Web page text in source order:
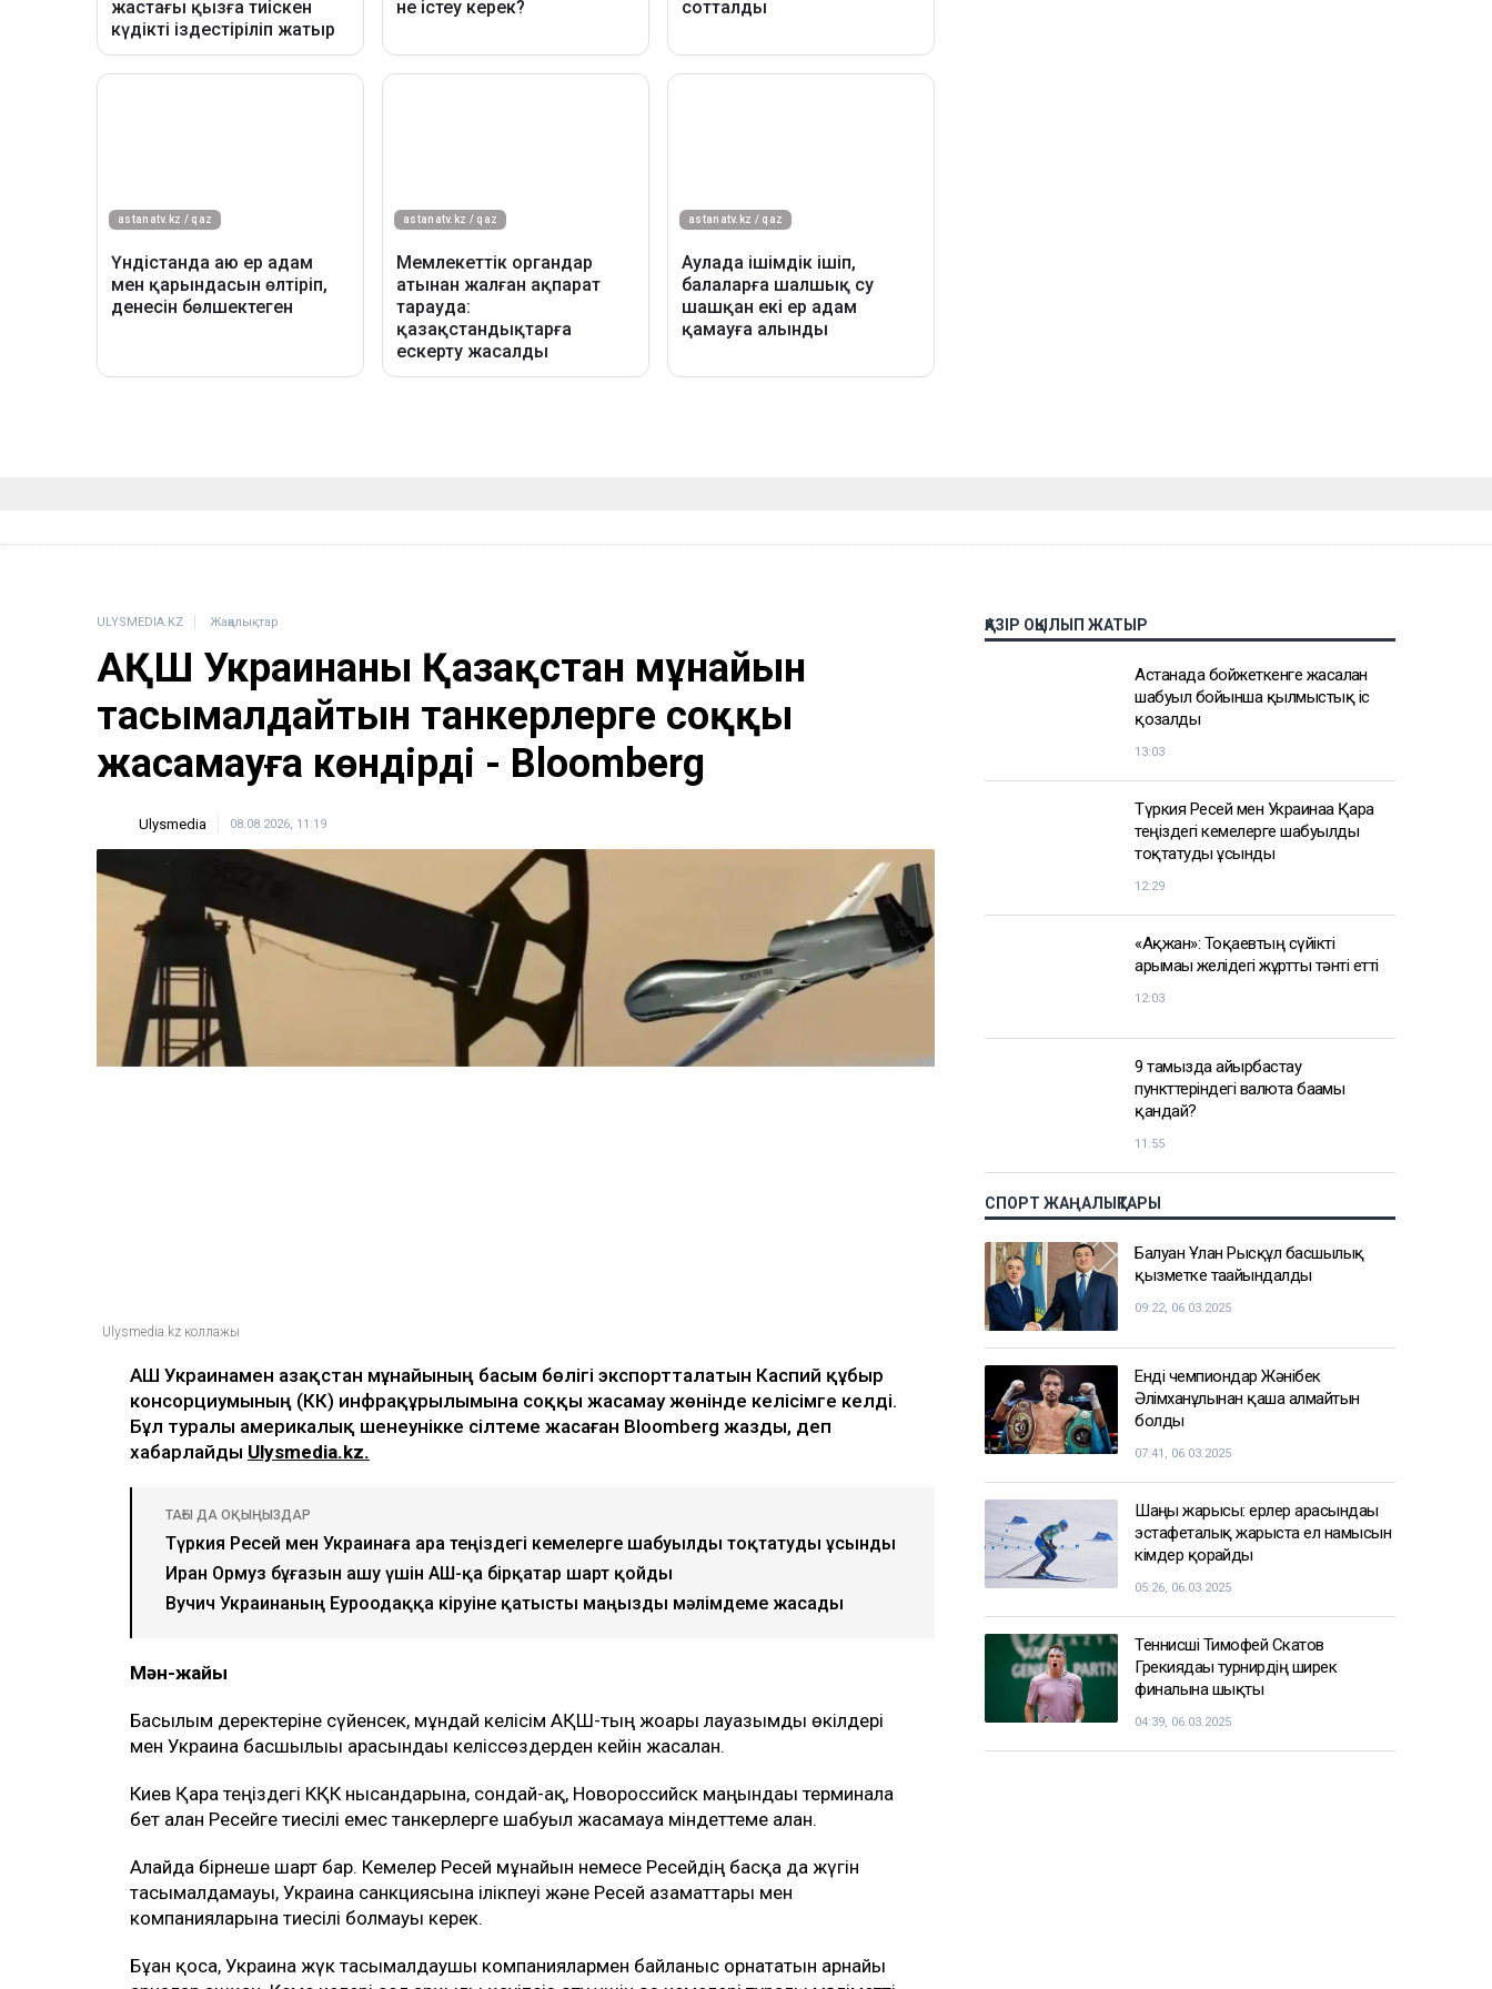
ULYSMEDIA.KZ Жаңалықтар
АҚШ Украинаны Қазақстан мұнайын
тасымалдайтын танкерлерге соққы
жасамауға көндірді - Bloomberg
Ulysmedia 08.08.2026, 11:19
Ulysmedia.kz коллажы
АҚШ Украинамен Қазақстан мұнайының басым бөлігі экспортталатын Каспий құбыр
консорциумының (КҚК) инфрақұрылымына соққы жасамау жөнінде келісімге келді.
Бұл туралы америкалық шенеунікке сілтеме жасаған Bloomberg жазды, деп
хабарлайды Ulysmedia.kz.
ТАҒЫ ДА ОҚЫҢЫЗДАР
Түркия Ресей мен Украинаға Қара теңіздегі кемелерге шабуылды тоқтатуды ұсынды
Иран Ормуз бұғазын ашу үшін АҚШ-қа бірқатар шарт қойды
Вучич Украинаның Еуроодаққа кіруіне қатысты маңызды мәлімдеме жасады
Мән-жайы
Басылым деректеріне сүйенсек, мұндай келісім АҚШ-тың жоғары лауазымды өкілдері
мен Украина басшылығы арасындағы келіссөздерден кейін жасалған.
Киев Қара теңіздегі КҚК нысандарына, сондай-ақ, Новороссийск маңындағы терминалға
бет алған Ресейге тиесілі емес танкерлерге шабуыл жасамауға міндеттеме алған.
Алайда бірнеше шарт бар. Кемелер Ресей мұнайын немесе Ресейдің басқа да жүгін
тасымалдамауы, Украина санкциясына ілікпеуі және Ресей азаматтары мен
компанияларына тиесілі болмауы керек.
Бұған қоса, Украина жүк тасымалдаушы компаниялармен байланыс орнататын арнайы
ҚАЗІР ОҚЫЛЫП ЖАТЫР
Астанада бойжеткенге жасалған
шабуыл бойынша қылмыстық іс
қозғалды
13:03
Түркия Ресей мен Украинаға Қара
теңіздегі кемелерге шабуылды
тоқтатуды ұсынды
12:29
«Ақжан»: Тоқаевтың сүйікті
арғымағы желідегі жұртты тәнті етті
12:03
9 тамызда айырбастау
пункттеріндегі валюта бағамы
қандай?
11:55
СПОРТ ЖАҢАЛЫҚТАРЫ
Балуан Ұлан Рысқұл басшылық
қызметке тағайындалды
09:22, 06.03.2025
Енді чемпиондар Жәнібек
Әлімханұлынан қаша алмайтын
болды
07:41, 06.03.2025
Шаңғы жарысы: ерлер арасындағы
эстафеталық жарыста ел намысын
кімдер қорғайды
05:26, 06.03.2025
Теннисші Тимофей Скатов
Грекиядағы турнирдің ширек
финалына шықты
04:39, 06.03.2025